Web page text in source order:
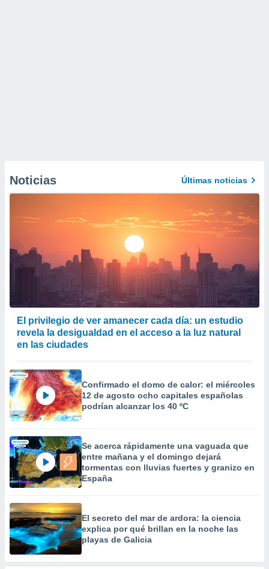
Noticias Últimas noticias
El privilegio de ver amanecer cada día: un estudio
revela la desigualdad en el acceso a la luz natural
en las ciudades
Confirmado el domo de calor: el miércoles
12 de agosto ocho capitales españolas
podrían alcanzar los 40 ºC
Se acerca rápidamente una vaguada que
entre mañana y el domingo dejará
tormentas con lluvias fuertes y granizo en
España
El secreto del mar de ardora: la ciencia
explica por qué brillan en la noche las
playas de Galicia